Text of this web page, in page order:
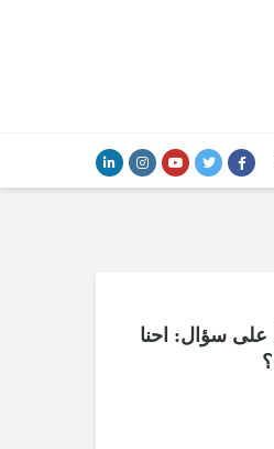
على سؤال: احنا